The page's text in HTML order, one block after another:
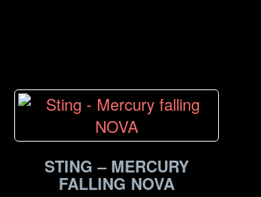
STING – MERCURY
FALLING NOVA